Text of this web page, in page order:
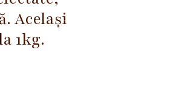
Același
1kg.